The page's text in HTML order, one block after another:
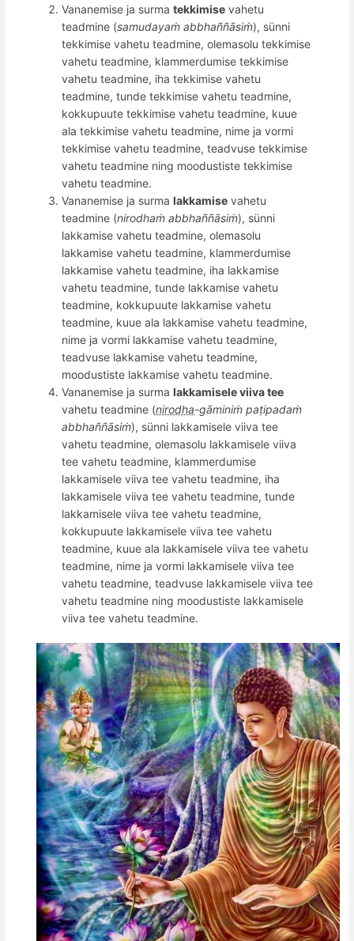
Vananemise ja surma tekkimise vahetu
teadmine (samudayaṁ abbhaññāsiṁ), sünni
tekkimise vahetu teadmine, olemasolu tekkimise
vahetu teadmine, klammerdumise tekkimise
vahetu teadmine, iha tekkimise vahetu
teadmine, tunde tekkimise vahetu teadmine,
kokkupuute tekkimise vahetu teadmine, kuue
ala tekkimise vahetu teadmine, nime ja vormi
tekkimise vahetu teadmine, teadvuse tekkimise
vahetu teadmine ning moodustiste tekkimise
vahetu teadmine.
Vananemise ja surma lakkamise vahetu
teadmine (nirodhaṁ abbhaññāsiṁ), sünni
lakkamise vahetu teadmine, olemasolu
lakkamise vahetu teadmine, klammerdumise
lakkamise vahetu teadmine, iha lakkamise
vahetu teadmine, tunde lakkamise vahetu
teadmine, kokkupuute lakkamise vahetu
teadmine, kuue ala lakkamise vahetu teadmine,
nime ja vormi lakkamise vahetu teadmine,
teadvuse lakkamise vahetu teadmine,
moodustiste lakkamise vahetu teadmine.
Vananemise ja surma lakkamisele viiva tee
vahetu teadmine (nirodha-gāminiṁ paṭipadaṁ
abbhaññāsiṁ), sünni lakkamisele viiva tee
vahetu teadmine, olemasolu lakkamisele viiva
tee vahetu teadmine, klammerdumise
lakkamisele viiva tee vahetu teadmine, iha
lakkamisele viiva tee vahetu teadmine, tunde
lakkamisele viiva tee vahetu teadmine,
kokkupuute lakkamisele viiva tee vahetu
teadmine, kuue ala lakkamisele viiva tee vahetu
teadmine, nime ja vormi lakkamisele viiva tee
vahetu teadmine, teadvuse lakkamisele viiva tee
vahetu teadmine ning moodustiste lakkamisele
viiva tee vahetu teadmine.